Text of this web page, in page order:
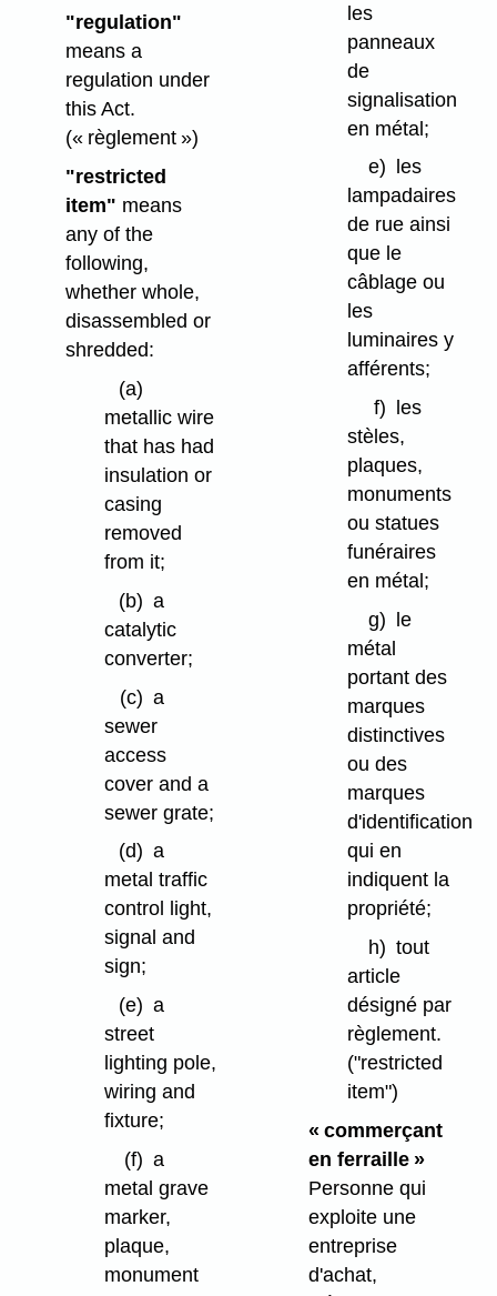
"regulation"
means a
regulation under
this Act.
(« règlement »)
"restricted
item" means
any of the
following,
whether whole,
disassembled or
shredded:
(a)
metallic wire
that has had
insulation or
casing
removed
from it;
(b) a
catalytic
converter;
(c) a
sewer
access
cover and a
sewer grate;
(d) a
metal traffic
control light,
signal and
sign;
(e) a
street
lighting pole,
wiring and
fixture;
(f) a
metal grave
marker,
plaque,
monument
les
panneaux
de
signalisation
en métal;
e)
les
lampadaires
de rue ainsi
que le
câblage ou
les
luminaires y
afférents;
f)
les
stèles,
plaques,
monuments
ou statues
funéraires
en métal;
g) le
métal
portant des
marques
distinctives
ou des
marques
d'identification
qui en
indiquent la
propriété;
h) tout
article
désigné par
règlement.
("restricted
item")
« commerçant
en ferraille »
Personne qui
exploite une
entreprise
d'achat,